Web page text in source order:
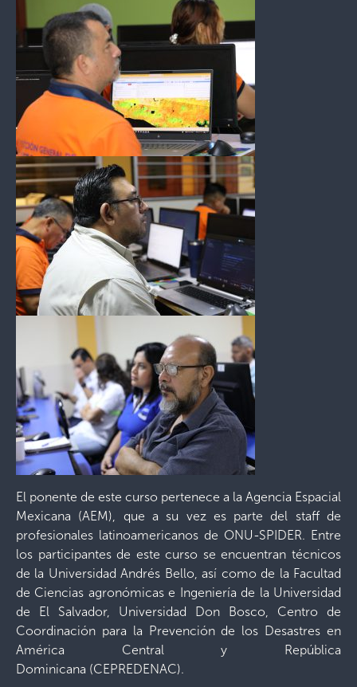
El ponente de este curso pertenece a la Agencia Espacial
Mexicana (AEM), que a su vez es parte del staff de
profesionales latinoamericanos de ONU-SPIDER. Entre
los participantes de este curso se encuentran técnicos
de la Universidad Andrés Bello, así como de la Facultad
de Ciencias agronómicas e Ingeniería de la Universidad
de El Salvador, Universidad Don Bosco, Centro de
Coordinación para la Prevención de los Desastres en
América Central y República
Dominicana (CEPREDENAC).